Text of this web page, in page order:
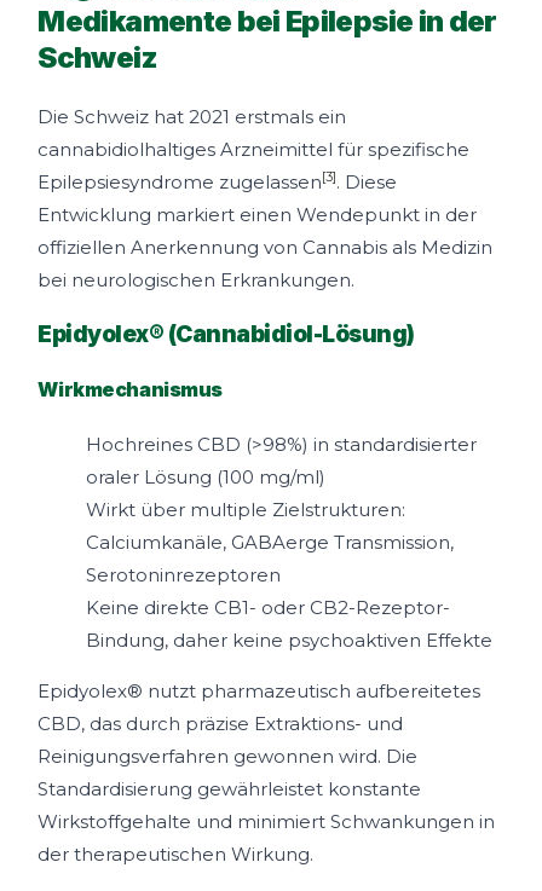
Medikamente bei Epilepsie in der
Schweiz
Die Schweiz hat 2021 erstmals ein
cannabidiolhaltiges Arzneimittel für spezifische
Epilepsiesyndrome zugelassen[3]. Diese
Entwicklung markiert einen Wendepunkt in der
offiziellen Anerkennung von Cannabis als Medizin
bei neurologischen Erkrankungen.
Epidyolex® (Cannabidiol-Lösung)
Wirkmechanismus
Hochreines CBD (>98%) in standardisierter
oraler Lösung (100 mg/ml)
Wirkt über multiple Zielstrukturen:
Calciumkanäle, GABAerge Transmission,
Serotoninrezeptoren
Keine direkte CB1- oder CB2-Rezeptor-
Bindung, daher keine psychoaktiven Effekte
Epidyolex® nutzt pharmazeutisch aufbereitetes
CBD, das durch präzise Extraktions- und
Reinigungsverfahren gewonnen wird. Die
Standardisierung gewährleistet konstante
Wirkstoffgehalte und minimiert Schwankungen in
der therapeutischen Wirkung.